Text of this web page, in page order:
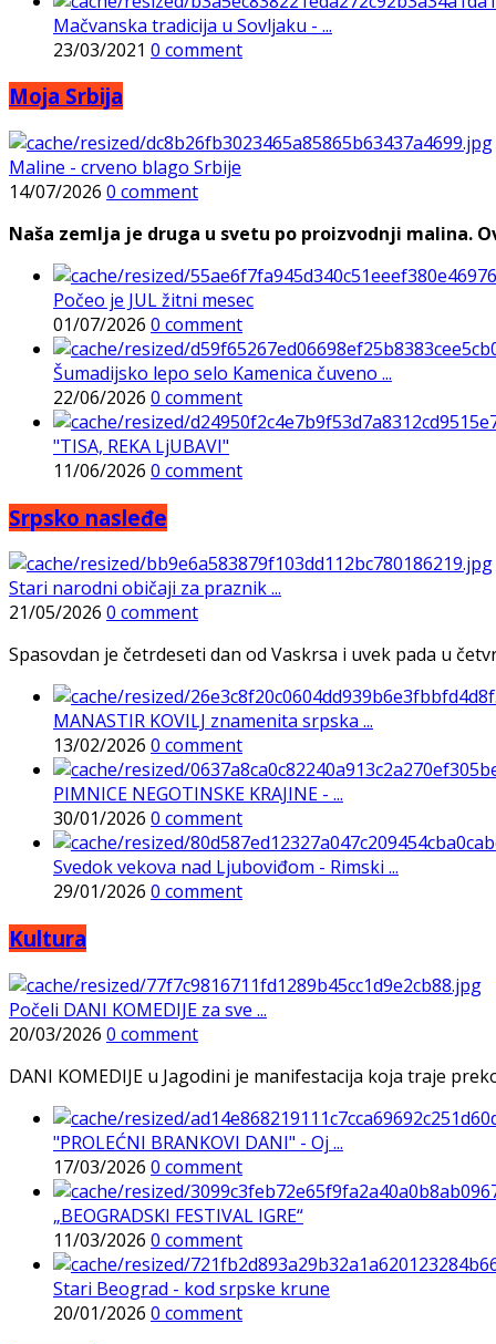
Mačvanska tradicija u Sovljaku - ...
23/03/2021 0 comment
Moja Srbija
Maline - crveno blago Srbije
14/07/2026 0 comment
Naša zemlja je druga u svetu po proizvodnji malina.
Počeo je JUL žitni mesec
01/07/2026 0 comment
Šumadijsko lepo selo Kamenica čuveno ...
22/06/2026 0 comment
"TISA, REKA LjUBAVI"
11/06/2026 0 comment
Srpsko nasleđe
Stari narodni običaji za praznik ...
21/05/2026 0 comment
Spasovdan je četrdeseti dan od Vaskrsa i uvek pada u
MANASTIR KOVILJ znamenita srpska ...
13/02/2026 0 comment
PIMNICE NEGOTINSKE KRAJINE - ...
30/01/2026 0 comment
Svedok vekova nad Ljuboviđom - Rimski ...
29/01/2026 0 comment
Kultura
Počeli DANI KOMEDIJE za sve ...
20/03/2026 0 comment
DANI KOMEDIJE u Jagodini je manifestacija koja traje
"PROLEĆNI BRANKOVI DANI" - Oj ...
17/03/2026 0 comment
„BEOGRADSKI FESTIVAL IGRE“
11/03/2026 0 comment
Stari Beograd - kod srpske krune
20/01/2026 0 comment